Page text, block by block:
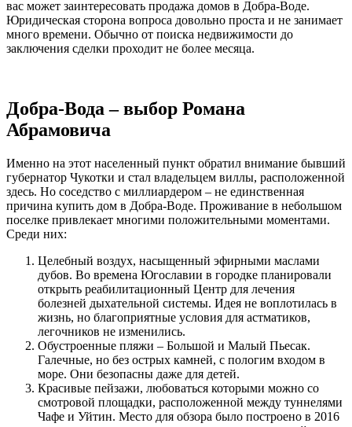
вас может заинтересовать продажа домов в Добра-Воде.
Юридическая сторона вопроса довольно проста и не занимает
много времени. Обычно от поиска недвижимости до
заключения сделки проходит не более месяца.
Добра-Вода – выбор Романа
Абрамовича
Именно на этот населенный пункт обратил внимание бывший
губернатор Чукотки и стал владельцем виллы, расположенной
здесь. Но соседство с миллиардером – не единственная
причина купить дом в Добра-Воде. Проживание в небольшом
поселке привлекает многими положительными моментами.
Среди них:
Целебный воздух, насыщенный эфирными маслами
дубов. Во времена Югославии в городке планировали
открыть реабилитационный Центр для лечения
болезней дыхательной системы. Идея не воплотилась в
жизнь, но благоприятные условия для астматиков,
легочников не изменились.
Обустроенные пляжи – Большой и Малый Пьесак.
Галечные, но без острых камней, с пологим входом в
море. Они безопасны даже для детей.
Красивые пейзажи, любоваться которыми можно со
смотровой площадки, расположенной между туннелями
Чафе и Уйтин. Место для обзора было построено в 2016